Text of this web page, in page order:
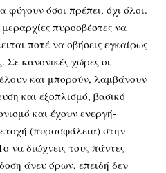
φύγουν όσοι πρέπει, όχι όλοι.
πυροσβέστες να
ποτέ να σβήσεις εγκαίρως
Σε κανονικές χώρες οι
και μπορούν, λαμβάνουν
και εξοπλισμό, βασικό
και έχουν ενεργή-
(πυρασφάλεια) στην
να διώχνεις τους πάντες
άνευ όρων, επειδή δεν